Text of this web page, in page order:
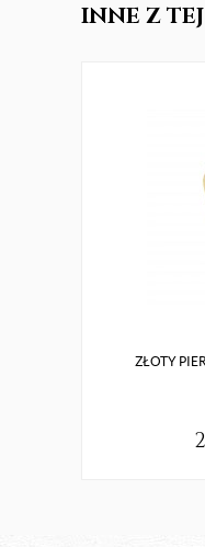
INNE Z
ZŁOTY